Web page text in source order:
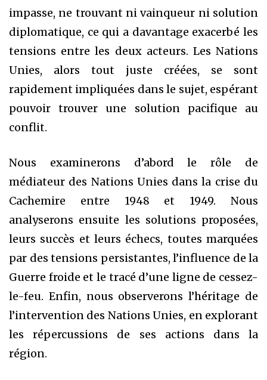
impasse, ne trouvant ni vainqueur ni solution
diplomatique, ce qui a davantage exacerbé les
tensions entre les deux acteurs. Les Nations
Unies, alors tout juste créées, se sont
rapidement impliquées dans le sujet, espérant
pouvoir trouver une solution pacifique au
conflit.
Nous examinerons d’abord le rôle de
médiateur des Nations Unies dans la crise du
Cachemire entre 1948 et 1949. Nous
analyserons ensuite les solutions proposées,
leurs succès et leurs échecs, toutes marquées
par des tensions persistantes, l’influence de la
Guerre froide et le tracé d’une ligne de cessez-
le-feu. Enfin, nous observerons l’héritage de
l’intervention des Nations Unies, en explorant
les répercussions de ses actions dans la
région.